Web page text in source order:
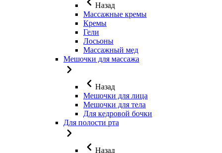
Назад
Массажные кремы
Кремы
Гели
Лосьоны
Массажный мед
Мешочки для массажа
Назад
Мешочки для лица
Мешочки для тела
Для кедровой бочки
Для полости рта
Назад